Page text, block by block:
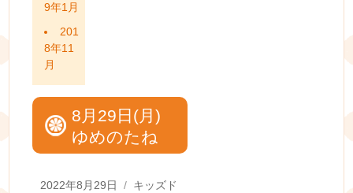
9年1月
201
8年11
月
8月29日(月)
ゆめのたね
Posted
2022年8月29日 Categories
キッズド